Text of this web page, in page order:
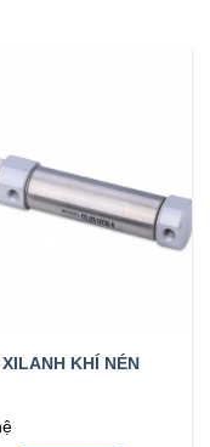
XILANH KHÍ NÉN